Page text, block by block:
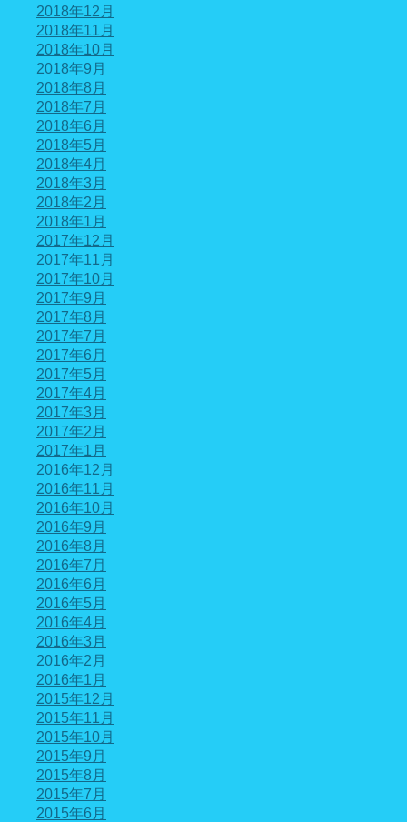
2018年12月
2018年11月
2018年10月
2018年9月
2018年8月
2018年7月
2018年6月
2018年5月
2018年4月
2018年3月
2018年2月
2018年1月
2017年12月
2017年11月
2017年10月
2017年9月
2017年8月
2017年7月
2017年6月
2017年5月
2017年4月
2017年3月
2017年2月
2017年1月
2016年12月
2016年11月
2016年10月
2016年9月
2016年8月
2016年7月
2016年6月
2016年5月
2016年4月
2016年3月
2016年2月
2016年1月
2015年12月
2015年11月
2015年10月
2015年9月
2015年8月
2015年7月
2015年6月